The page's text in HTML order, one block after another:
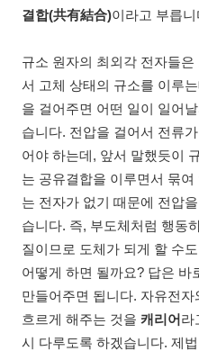
결합(共有結合)이라고 부릅니
규소 원자의 최외각 전자들
서 고체 상태의 규소를 이루
을 걸어주면 어떤 일이 일어
습니다. 전압을 걸어서 전류
어야 하는데, 앞서 말했듯이
는 공유결합을 이루면서 묶
는 전자가 없기 때문에 전압
습니다. 즉, 부도체처럼 행동
질이므로 도체가 되게 할 수
어떻게 하면 될까요? 답은 바
만들어주면 됩니다. 자유전
흐르게 해주는 것을 캐리어 라
시 다루도록 하겠습니다. 제